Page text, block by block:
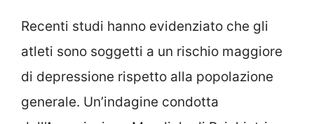
Recenti studi hanno evidenziato che gli
atleti sono soggetti a un rischio maggiore
di depressione rispetto alla popolazione
generale. Un’indagine condotta